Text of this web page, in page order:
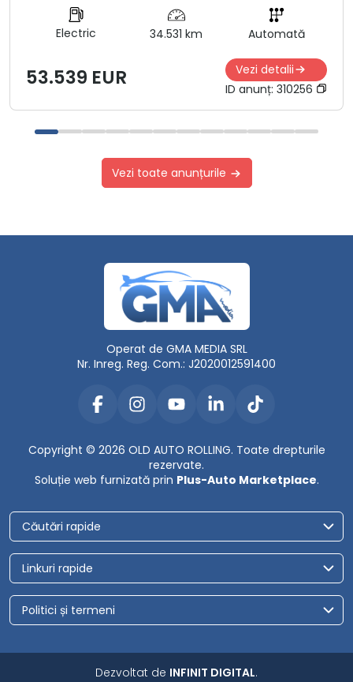
Electric 34.531 km Automată
53.539 EUR
Vezi detalii
ID anunț: 310256
Vezi toate anunțurile
Operat de GMA MEDIA SRL
Nr. Inreg. Reg. Com.: J2020012591400
Copyright © 2026 OLD AUTO ROLLING. Toate drepturile
rezervate.
Soluție web furnizată prin Plus-Auto Marketplace.
Căutări rapide
Linkuri rapide
Politici și termeni
Dezvoltat de INFINIT DIGITAL.